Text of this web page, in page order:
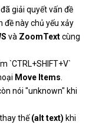
đã giải quyết vấn đề
đề này chủ yếu xảy
và ZoomTextcùng
`CTRL+SHIFT+V`
Move Items
nói "unknown" khi
thế(alt text) khi